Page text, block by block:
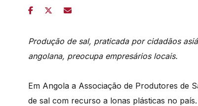
Produção de sal, praticada por cidadãos
angolana, preocupa empresários locais.
Em Angola a Associação de Produtores de
de sal com recurso a lonas plásticas no país.